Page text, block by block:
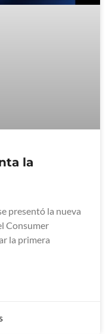
la
presentó la nueva
Consumer
la primera